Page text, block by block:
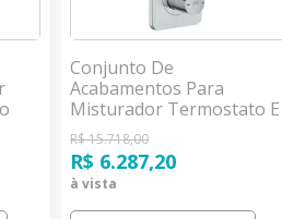
Conjunto De
Acabamentos Para
Misturador Termostato E
Válvulas De Fechamento
AXOR Citterio E Cromado
Hansgrohe
R$ 15.718,00
R$ 6.287,20
à vista